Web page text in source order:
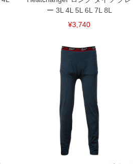
は有料（500円+税）となります。）
頂く場合がございます。
となりますので、予めご了承下さい。
ざいます。(例：裾にファスナーや調節ひもが付
ございます。また、お客様がご使用の環境（コ
味が若干異なる場合がございます。予めご了承
を共用しておりますので店頭での売り違い、店
様にご迷惑をお掛けしてしまう場合がございま
努めておりますが、もしあった場合速やかにご
ださい。
ー 3L 4L 5L 6L 7L 8L
¥3,740